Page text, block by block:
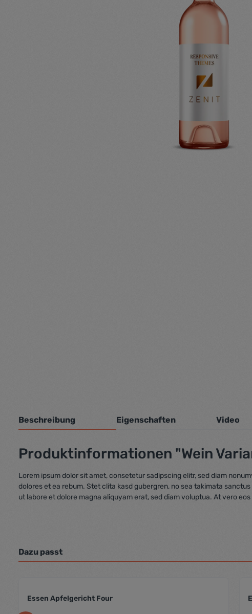
Beschreibung Eigenschaften Video
Produktinformationen "Wein
Lorem ipsum dolor sit amet, consetetur sadipscing elitr, sed diam
dolores et ea rebum. Stet clita kasd gubergren, no sea takimata
ut labore et dolore magna aliquyam erat, sed diam voluptua. At vero
Dazu passt
Essen Apfelgericht Four